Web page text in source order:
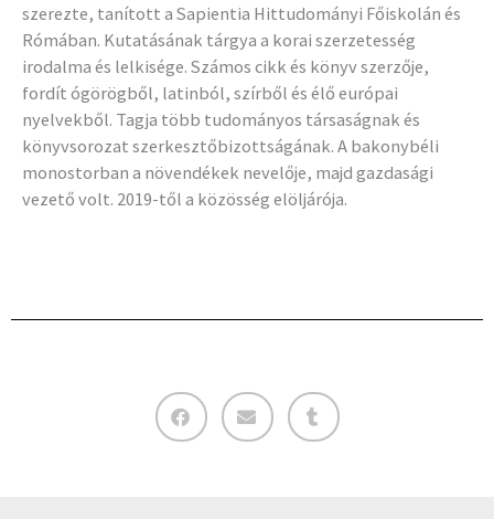
szerezte, tanított a Sapientia Hittudományi Főiskolán és
Rómában. Kutatásának tárgya a korai szerzetesség
irodalma és lelkisége. Számos cikk és könyv szerzője,
fordít ógörögből, latinból, szírből és élő európai
nyelvekből. Tagja több tudományos társaságnak és
könyvsorozat szerkesztőbizottságának. A bakonybéli
monostorban a növendékek nevelője, majd gazdasági
vezető volt. 2019-től a közösség elöljárója.